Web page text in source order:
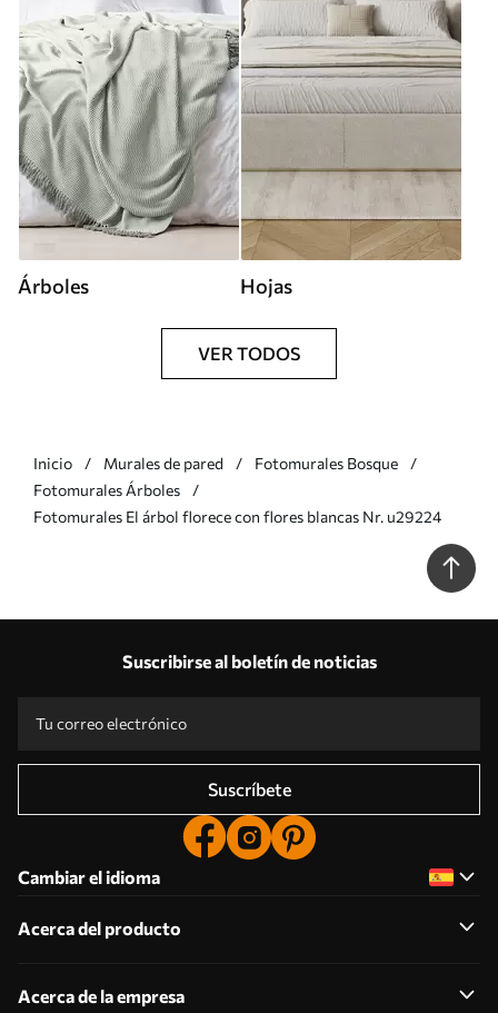
Árboles Hojas
VER TODOS
Inicio Murales de pared
Fotomurales Bosque
Fotomurales Árboles
Fotomurales El árbol florece con flores blancas Nr. u29224
Suscribirse al boletín de noticias
Suscríbete
Cambiar el idioma
Acerca del producto
Acerca de la empresa